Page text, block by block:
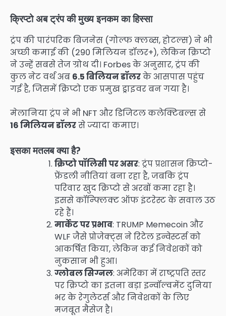
क्रिप्टो अब ट्रंप की मुख्य इनकम का हिस्सा
ट्रंप की पारंपरिक बिजनेस (गोल्फ क्लब्स, होटल्स) ने भी
अच्छी कमाई की (290 मिलियन डॉलर+), लेकिन क्रिप्टो
ने उन्हें सबसे तेज ग्रोथ दी। Forbes के अनुसार, ट्रंप की
कुल नेट वर्थ अब 6.5 बिलियन डॉलरके आसपास पहुंच
गई है, जिसमें क्रिप्टो एक प्रमुख ड्राइवर बन गया है।
मेलानिया ट्रंप ने भी NFT और डिजिटल कलेक्टिबल्स से
16 मिलियन डॉलरसे ज्यादा कमाए।
इसका मतलब क्या है?
क्रिप्टो पॉलिसी पर असर: ट्रंप प्रशासन क्रिप्टो-
फ्रेंडली नीतियां बना रहा है, जबकि ट्रंप
परिवार खुद क्रिप्टो से अरबों कमा रहा है।
इससे कॉन्फ्लिक्ट ऑफ इंटरेस्ट के सवाल उठ
रहे हैं।
मार्केट पर प्रभाव: TRUMP Memecoin और
WLF जैसे प्रोजेक्ट्स ने रिटेल इन्वेस्टर्स को
आकर्षित किया, लेकिन कई निवेशकों को
नुकसान भी हुआ।
ग्लोबल सिग्नल: अमेरिका में राष्ट्रपति स्तर
पर क्रिप्टो का इतना बड़ा इन्वॉल्वमेंट दुनिया
भर के रेगुलेटर्स और निवेशकों के लिए
मजबूत मैसेज है।